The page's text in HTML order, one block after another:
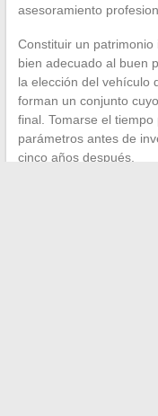
asesoramiento
Constituir un
bien adecuado al buen
la elección del vehículo
forman un conjunto
final. Tomarse el
parámetros antes de
cinco años después.